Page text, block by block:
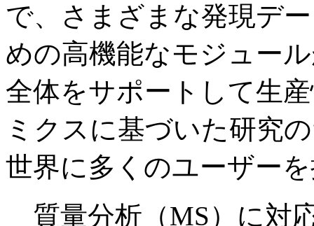
で、さまざまな発現デ
めの高機能なモジュー
全体をサポートして生
ミクスに基づいた研究
世界に多くのユーザー
質量分析（MS）に対